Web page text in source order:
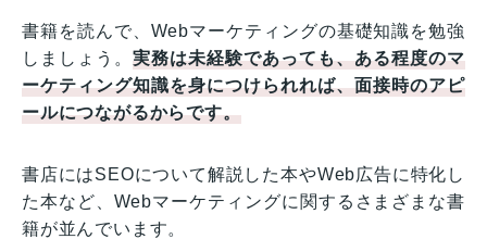
書籍を読んで、Webマーケティングの基礎知識を勉強
しましょう。実務は未経験であっても、ある程度のマ
ーケティング知識を身につけられれば、面接時のアピ
ールにつながるからです。
書店にはSEOについて解説した本やWeb広告に特化し
た本など、Webマーケティングに関するさまざまな書
籍が並んでいます。